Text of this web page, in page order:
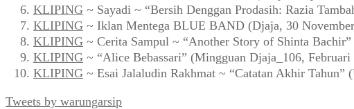
KLIPING ~ Sayadi ~ “Bersih Denggan Prodasih: Razia
KLIPING ~ Iklan Mentega BLUE BAND (Djaja, 30
KLIPING ~ Cerita Sampul ~ “Another Story of Shinta
KLIPING ~ “Alice Bebassari” (Mingguan Djaja_106, Februari
KLIPING ~ Esai Jalaludin Rakhmat ~ “Catatan Akhir Tahun”
Tweets by warungarsip